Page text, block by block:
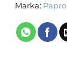
Marka: Papro